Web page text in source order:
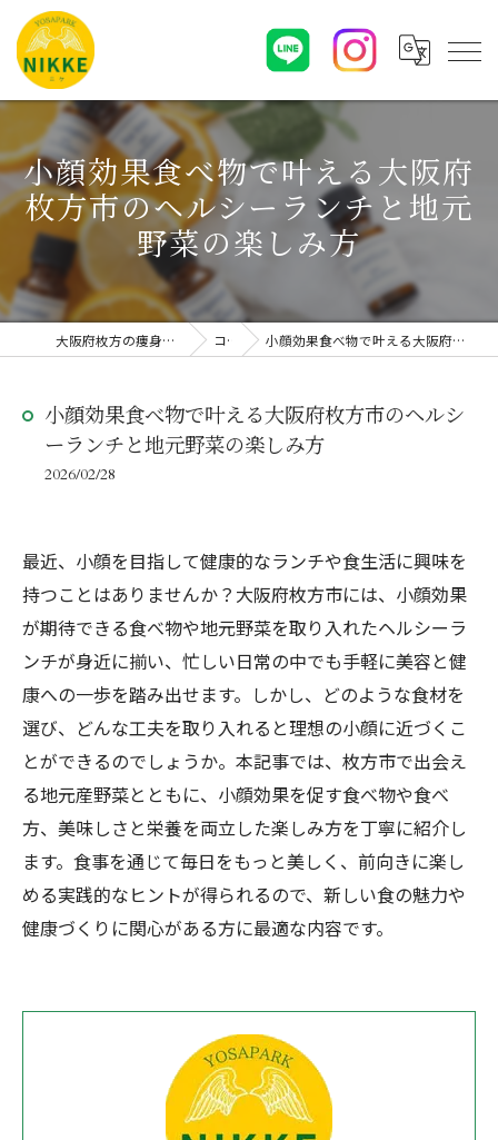
小顔効果食べ物で叶える大阪府
枚方市のヘルシーランチと地元
野菜の楽しみ方
大阪府枚方の痩身エステならYOSAPARK NIKKE コラム 小顔効果食べ物で叶える大阪府枚方市のヘルシーランチと地元野菜の楽しみ方
小顔効果食べ物で叶える大阪府枚方市のヘルシ
ーランチと地元野菜の楽しみ方
2026/02/28
最近、小顔を目指して健康的なランチや食生活に興味を
持つことはありませんか？大阪府枚方市には、小顔効果
が期待できる食べ物や地元野菜を取り入れたヘルシーラ
ンチが身近に揃い、忙しい日常の中でも手軽に美容と健
康への一歩を踏み出せます。しかし、どのような食材を
選び、どんな工夫を取り入れると理想の小顔に近づくこ
とができるのでしょうか。本記事では、枚方市で出会え
る地元産野菜とともに、小顔効果を促す食べ物や食べ
方、美味しさと栄養を両立した楽しみ方を丁寧に紹介し
ます。食事を通じて毎日をもっと美しく、前向きに楽し
める実践的なヒントが得られるので、新しい食の魅力や
健康づくりに関心がある方に最適な内容です。